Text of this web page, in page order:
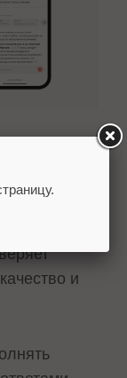
на
примеры,
и